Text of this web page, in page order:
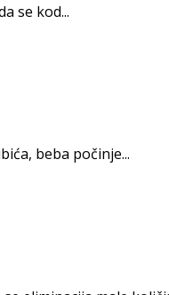
se kod...
beba počinje...